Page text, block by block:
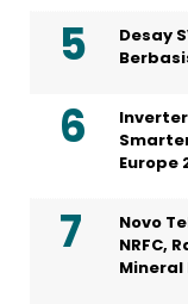
Desay
Europe
Novo
NRFC,
Mineral